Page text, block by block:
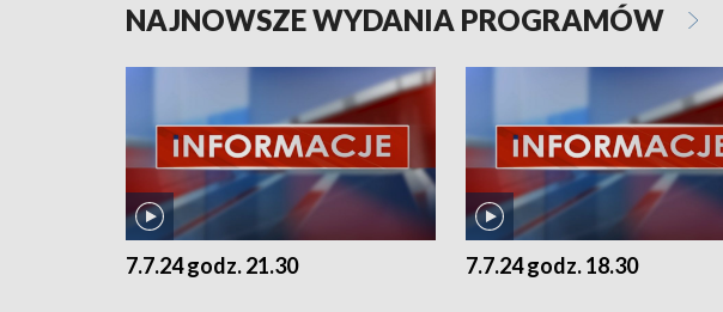
NAJNOWSZE WYDANIA PROGRAMÓW
7.7.24 godz. 21.30 7.7.24 godz. 18.30